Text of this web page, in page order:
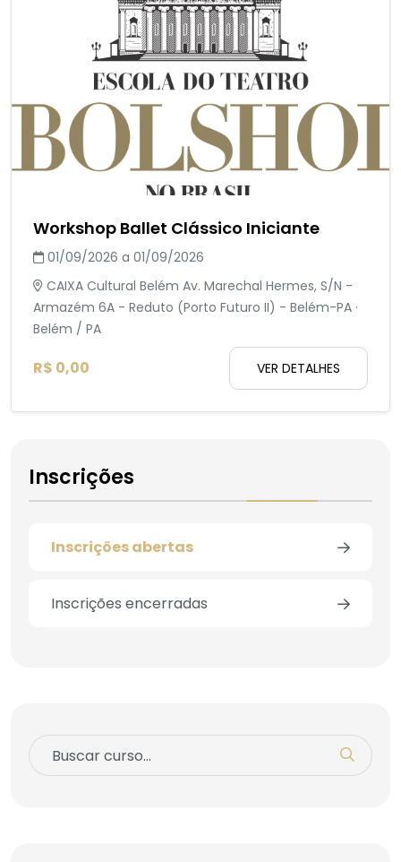
Workshop Ballet Clássico Iniciante
01/09/2026 a 01/09/2026
CAIXA Cultural Belém Av. Marechal Hermes, S/N -
Armazém 6A - Reduto (Porto Futuro II) - Belém-PA ·
Belém / PA
R$ 0,00 VER DETALHES
Inscrições
Inscrições abertas
Inscrições encerradas